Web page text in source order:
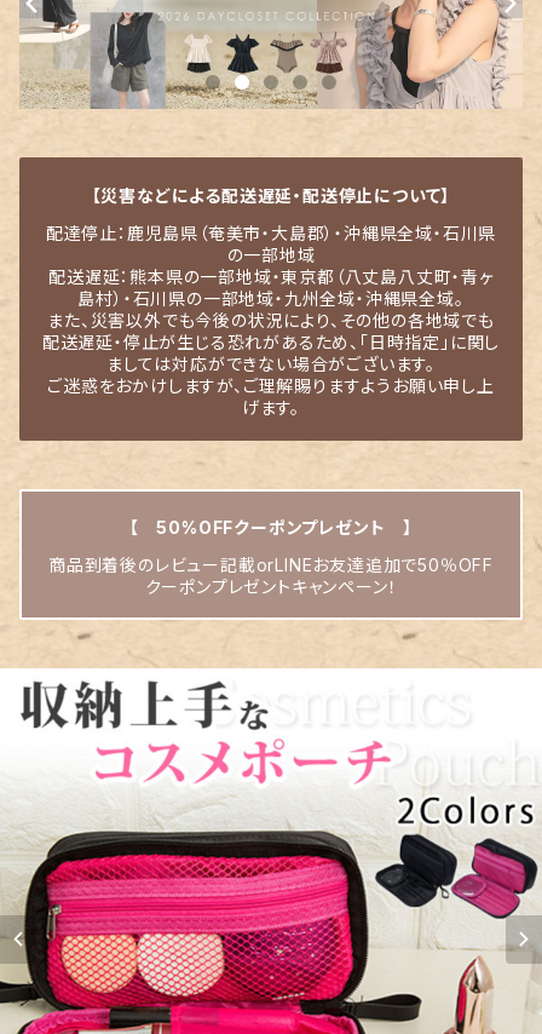
【災害などによる配送遅延・配送停止について】
配達停止：鹿児島県（奄美市・大島郡）・沖縄県全域・石川県
の一部地域
配送遅延：熊本県の一部地域・東京都（八丈島八丈町・青ヶ
島村）・石川県の一部地域・九州全域・沖縄県全域。
また、災害以外でも今後の状況により、その他の各地域でも
配送遅延・停止が生じる恐れがあるため、「日時指定」に関し
ましては対応ができない場合がございます。
ご迷惑をおかけしますが、ご理解賜りますようお願い申し上
げます。
【 50%OFFクーポンプレゼント 】
商品到着後のレビュー記載orLINEお友達追加で50％OFF
クーポンプレゼントキャンペーン！